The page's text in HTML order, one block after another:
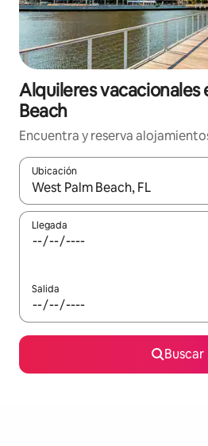
Alquileres vacacionales
Beach
Encuentra y reserva
Ubicación
Cuando los resultados estén
Llegada
Salida
Buscar